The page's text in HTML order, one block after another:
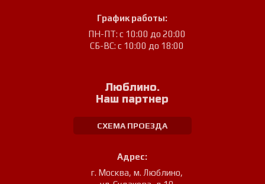
График работы:
ПН-ПТ: с 10:00 до 20:00
СБ-ВС: с 10:00 до 18:00
Люблино.
Наш партнер
СХЕМА ПРОЕЗДА
Адрес:
г. Москва, м. Люблино,